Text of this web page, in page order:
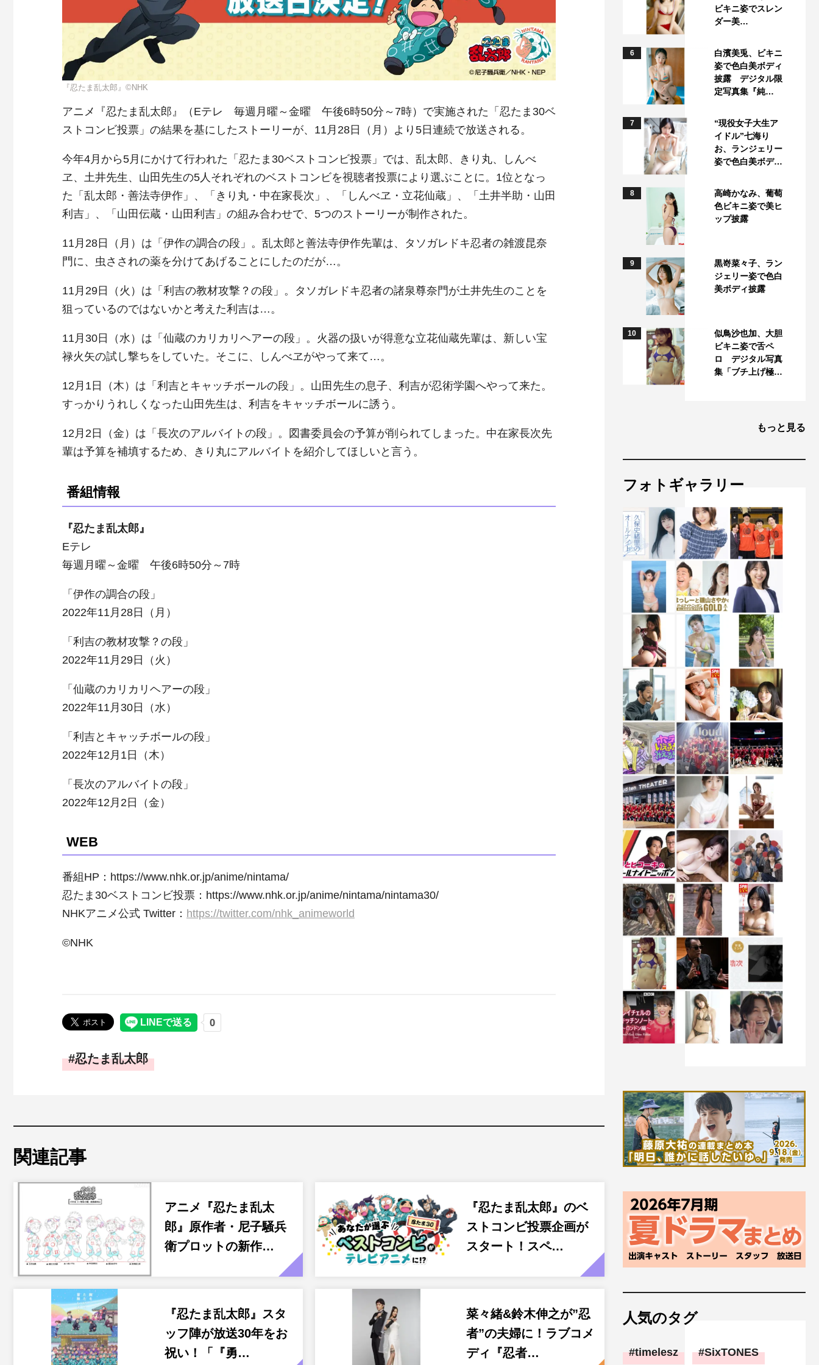
『忍たま乱太郎』©NHK
アニメ『忍たま乱太郎』（Eテレ 毎週月曜～金曜 午後6時50分～7時）で実施された「忍たま30ベ
ストコンビ投票」の結果を基にしたストーリーが、11月28日（月）より5日連続で放送される。
今年4月から5月にかけて行われた「忍たま30ベストコンビ投票」では、乱太郎、きり丸、しんべ
ヱ、土井先生、山田先生の5人それぞれのベストコンビを視聴者投票により選ぶことに。1位となっ
た「乱太郎・善法寺伊作」、「きり丸・中在家長次」、「しんべヱ・立花仙蔵」、「土井半助・山田
利吉」、「山田伝蔵・山田利吉」の組み合わせで、5つのストーリーが制作された。
11月28日（月）は「伊作の調合の段」。乱太郎と善法寺伊作先輩は、タソガレドキ忍者の雑渡昆奈
門に、虫さされの薬を分けてあげることにしたのだが…。
11月29日（火）は「利吉の教材攻撃？の段」。タソガレドキ忍者の諸泉尊奈門が土井先生のことを
狙っているのではないかと考えた利吉は…。
11月30日（水）は「仙蔵のカリカリヘアーの段」。火器の扱いが得意な立花仙蔵先輩は、新しい宝
禄火矢の試し撃ちをしていた。そこに、しんべヱがやって来て…。
12月1日（木）は「利吉とキャッチボールの段」。山田先生の息子、利吉が忍術学園へやって来た。
すっかりうれしくなった山田先生は、利吉をキャッチボールに誘う。
12月2日（金）は「長次のアルバイトの段」。図書委員会の予算が削られてしまった。中在家長次先
輩は予算を補填するため、きり丸にアルバイトを紹介してほしいと言う。
番組情報
『忍たま乱太郎』
Eテレ
毎週月曜～金曜 午後6時50分～7時
「伊作の調合の段」
2022年11月28日（月）
「利吉の教材攻撃？の段」
2022年11月29日（火）
「仙蔵のカリカリヘアーの段」
2022年11月30日（水）
「利吉とキャッチボールの段」
2022年12月1日（木）
「長次のアルバイトの段」
2022年12月2日（金）
WEB
番組HP：https://www.nhk.or.jp/anime/nintama/
忍たま30ベストコンビ投票：https://www.nhk.or.jp/anime/nintama/nintama30/
NHKアニメ公式 Twitter： https://twitter.com/nhk_animeworld
©NHK
忍たま乱太郎
関連記事
アニメ『忍たま乱太
郎』原作者・尼子騒兵
衛プロットの新作…
『忍たま乱太郎』のベ
ストコンビ投票企画が
スタート！スペ…
『忍たま乱太郎』スタ
ッフ陣が放送30年をお
祝い！「『勇…
菜々緒&鈴木伸之が”忍
者”の夫婦に！ラブコメ
ディ『忍者…
ビキニ姿でスレン
ダー美…
6
白濱美兎、ビキニ
姿で色白美ボディ
披露 デジタル限
定写真集『純…
7
“現役女子大生ア
イドル”七海り
お、ランジェリー
姿で色白美ボデ…
8
高崎かなみ、葡萄
色ビキニ姿で美ヒ
ップ披露
9
黒嵜菜々子、ラン
ジェリー姿で色白
美ボディ披露
10
似鳥沙也加、大胆
ビキニ姿で舌ペ
ロ デジタル写真
集「ブチ上げ極…
もっと見る
フォトギャラリー
人気のタグ
timelesz SixTONES